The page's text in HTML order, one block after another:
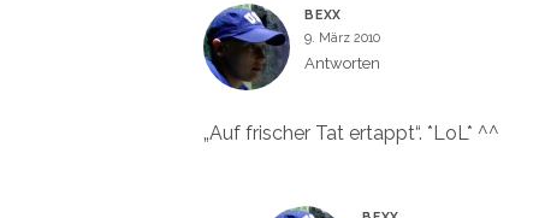
BEXX
9. März 2010
Antworten
„Auf frischer Tat ertappt“. *LoL* ^^